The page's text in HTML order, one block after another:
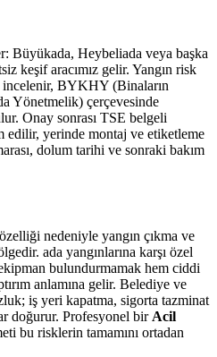
Büyükada, Heybeliada veya başka
keşif aracımız gelir. Yangın risk
incelenir, BYKHY (Binaların
Yönetmelik) çerçevesinde
Onay sonrası TSE belgeli
edilir, yerinde montaj ve etiketleme
dolum tarihi ve sonraki bakım
nedeniyle yangın çıkma ve
ada yangınlarına karşı özel
bulundurmamak hem ciddi
anlamına gelir. Belediye ve
iş yeri kapatma, sigorta tazminat
doğurur. Profesyonel bir Acil
bu risklerin tamamını ortadan